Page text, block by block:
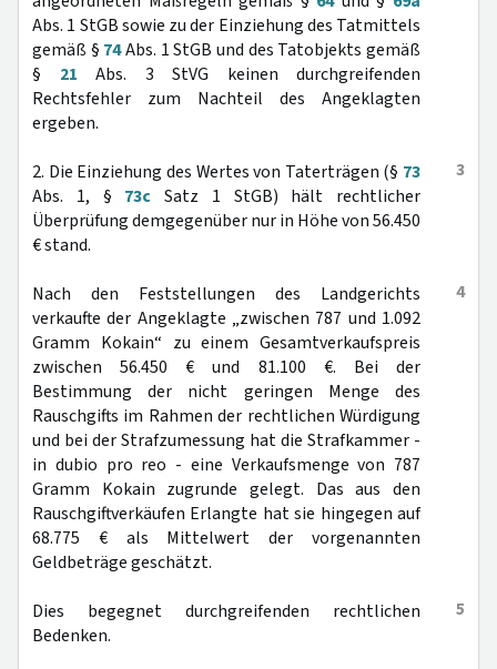
Abs. 1 StGB sowie zu der Einziehung des Tatmittels
gemäß § 74Abs. 1 StGB und des Tatobjekts gemäß
§ 21 Abs. 3 StVG keinen durchgreifenden
Rechtsfehler zum Nachteil des Angeklagten
ergeben.
3
2. Die Einziehung des Wertes von Taterträgen (§ 73
Abs. 1, § 73c Satz 1 StGB) hält rechtlicher
Überprüfung demgegenüber nur in Höhe von 56.450
€ stand.
4
Nach den Feststellungen des Landgerichts
verkaufte der Angeklagte „zwischen 787 und 1.092
Gramm Kokain“ zu einem Gesamtverkaufspreis
zwischen 56.450 € und 81.100 €. Bei der
Bestimmung der nicht geringen Menge des
Rauschgifts im Rahmen der rechtlichen Würdigung
und bei der Strafzumessung hat die Strafkammer -
in dubio pro reo - eine Verkaufsmenge von 787
Gramm Kokain zugrunde gelegt. Das aus den
Rauschgiftverkäufen Erlangte hat sie hingegen auf
68.775 € als Mittelwert der vorgenannten
Geldbeträge geschätzt.
5
Dies begegnet durchgreifenden rechtlichen
Bedenken.